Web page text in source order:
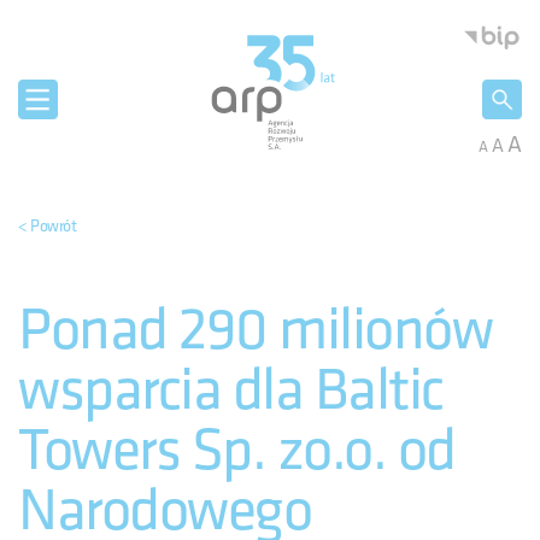
AAA
< Powrót
Ponad 290 milionów
wsparcia dla Baltic
Towers Sp. zo.o. od
Narodowego